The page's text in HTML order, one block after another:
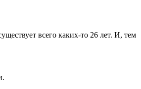
всего каких-то 26 лет. И, тем